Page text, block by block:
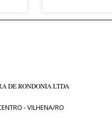
DE RONDONIA LTDA
- VILHENA/RO